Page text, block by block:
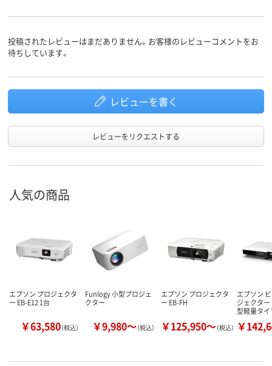
投稿されたレビューはまだありません。お客様のレビューコメントをお
待ちしています。
レビューを書く
レビューをリクエストする
人気の商品
エプソン プロジェクタ
ー EB-E12 1台
￥63,580（税込）
Funlogy 小型プロジェ
クター
￥9,980～（税込）
エプソン プロジェクタ
ー EB-FH
￥125,950～（税込）
エプソン
ジェクタ
型軽量タイ
￥